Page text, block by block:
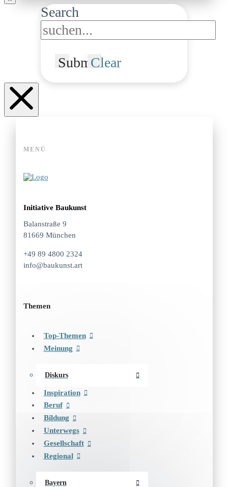
Search
SubmitClear
MENÜ
Initiative Baukunst
Balanstraße 9
81669 München
+49 89 4800 2324
info@baukunst.art
Themen
Top-Themen
Meinung
Diskurs
Inspiration
Beruf
Bildung
Unterwegs
Gesellschaft
Regional
Bayern